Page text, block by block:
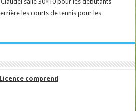
salle 30×10 pour les débutants
les courts de tennis pour les
comprend